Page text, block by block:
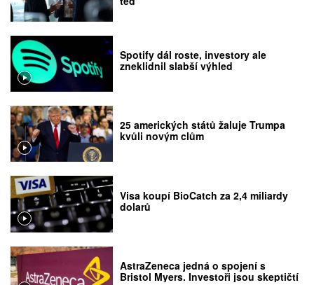
Spotify dál roste, investory ale
zneklidnil slabší výhled
25 amerických států žaluje Trumpa
kvůli novým clům
Visa koupí BioCatch za 2,4 miliardy
dolarů
AstraZeneca jedná o spojení s
Bristol Myers. Investoři jsou skeptičtí